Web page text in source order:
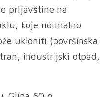
prljavštine na
koje normalno
ukloniti (površinska
industrijski otpad,